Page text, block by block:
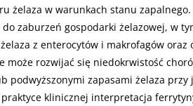
żelaza w warunkach stanu
zaburzeń gospodarki żelazowej, w
z enterocytów i makrofagów oraz
może rozwijać się niedokrwistość
podwyższonymi zapasami żelaza przy
klinicznej interpretacja